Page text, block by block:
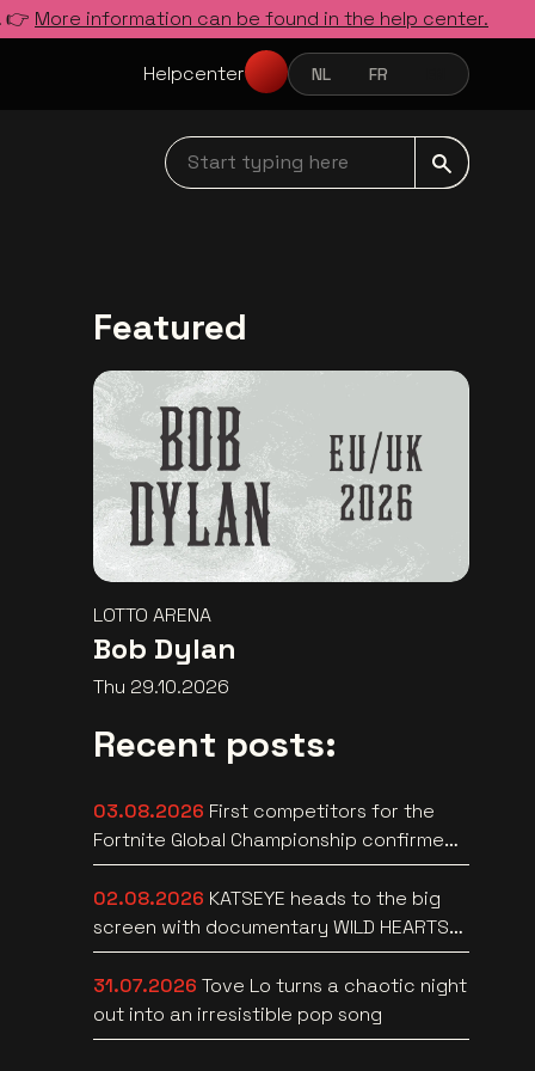
👉 More information can be found in the help center.
Helpcenter NEDERLANDS
NL FRANÇAIS
FR ENGLISH
Start typing here navbar
Featured
LOTTO ARENA
Bob Dylan
Thu 29.10.2026
Recent posts:
03.08.2026 First competitors for the
Fortnite Global Championship confirmed
at Lotto Arena
02.08.2026 KATSEYE heads to the big
screen with documentary WILD HEARTS
[trailer]
31.07.2026 Tove Lo turns a chaotic night
out into an irresistible pop song